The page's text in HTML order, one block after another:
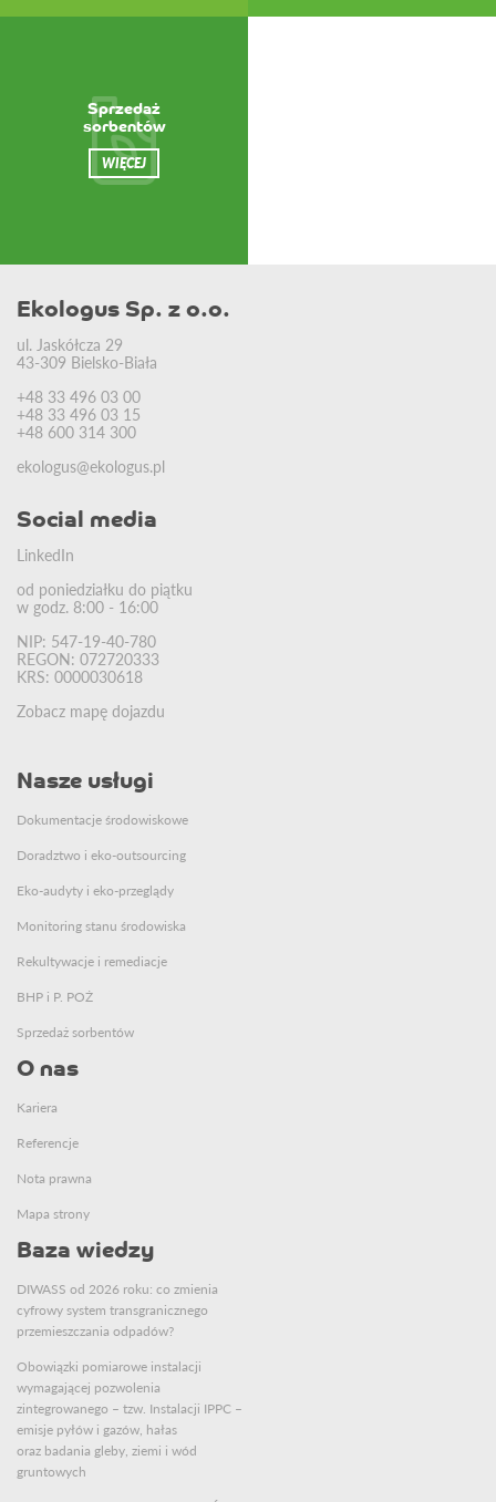
Sprzedaż
sorbentów
WIĘCEJ
Ekologus Sp. z o.o.
ul. Jaskółcza 29
43-309 Bielsko-Biała
+48 33 496 03 00
+48 33 496 03 15
+48 600 314 300
ekologus@ekologus.pl
Social media
LinkedIn
od poniedziałku do piątku
w godz. 8:00 - 16:00
NIP: 547-19-40-780
REGON: 072720333
KRS: 0000030618
Zobacz mapę dojazdu
Nasze usługi
Dokumentacje środowiskowe
Doradztwo i eko-outsourcing
Eko-audyty i eko-przeglądy
Monitoring stanu środowiska
Rekultywacje i remediacje
BHP i P. POŻ
Sprzedaż sorbentów
O nas
Kariera
Referencje
Nota prawna
Mapa strony
Baza wiedzy
DIWASS od 2026 roku: co zmienia
cyfrowy system transgranicznego
przemieszczania odpadów?
Obowiązki pomiarowe instalacji
wymagającej pozwolenia
zintegrowanego – tzw. Instalacji IPPC –
emisje pyłów i gazów, hałas
oraz badania gleby, ziemi i wód
gruntowych